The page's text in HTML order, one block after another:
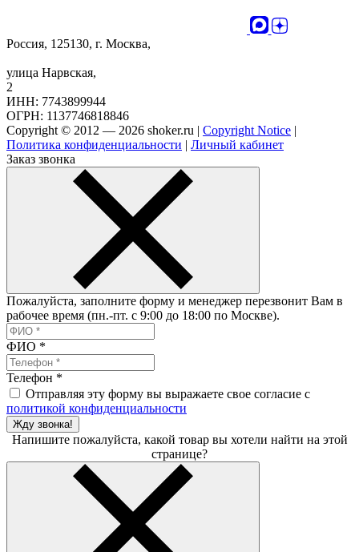
Россия, 125130, г. Москва,
улица Нарвская,
2
ИНН: 7743899944
ОГРН: 1137746818846
Copyright © 2012 — 2026 shoker.ru | Copyright Notice |
Политика конфиденциальности | Личный кабинет
Заказ звонка
Пожалуйста, заполните форму и менеджер перезвонит Вам в
рабочее время (пн.-пт. с 9:00 до 18:00 по Москве).
ФИО *
Телефон *
Отправляя эту форму вы выражаете свое согласие с
политикой конфиденциальности
Жду звонка!
Напишите пожалуйста, какой товар вы хотели найти на этой
странице?